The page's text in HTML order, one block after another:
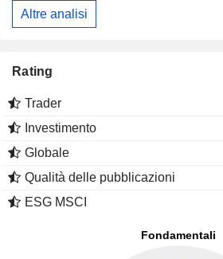
Altre analisi
Rating
Trader
Investimento
Globale
Qualità delle pubblicazioni
ESG MSCI